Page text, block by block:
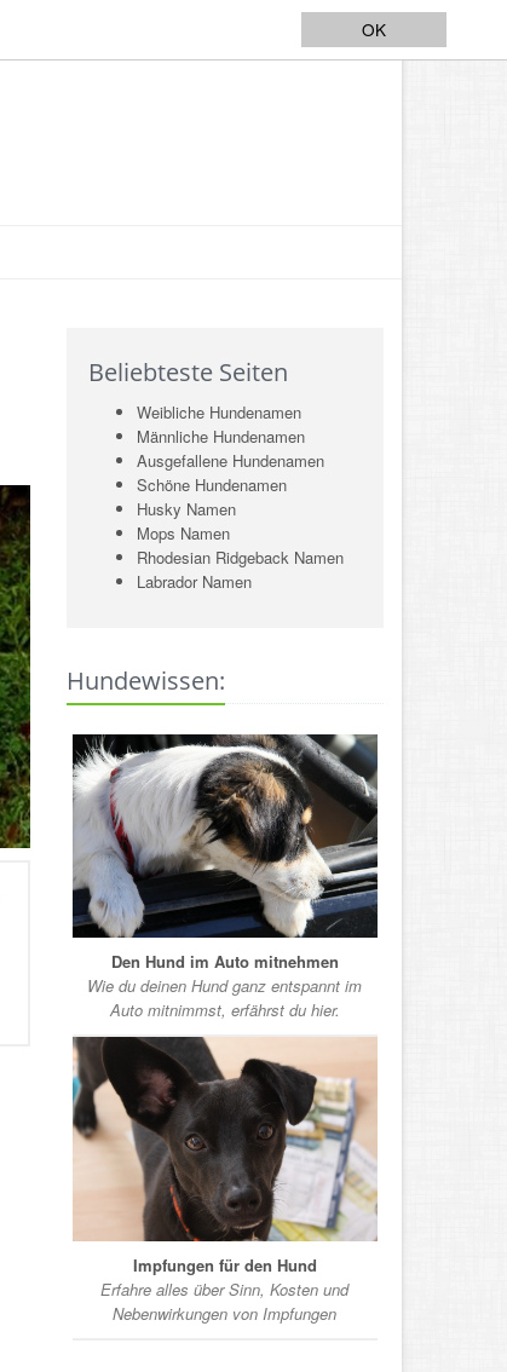
OK
Beliebteste Seiten
Weibliche Hundenamen
Männliche Hundenamen
Ausgefallene Hundenamen
Schöne Hundenamen
Husky Namen
Mops Namen
Rhodesian Ridgeback Namen
Labrador Namen
Hundewissen:
Den Hund im Auto mitnehmen
Wie du deinen Hund ganz entspannt im
Auto mitnimmst, erfährst du hier.
Impfungen für den Hund
Erfahre alles über Sinn, Kosten und
Nebenwirkungen von Impfungen